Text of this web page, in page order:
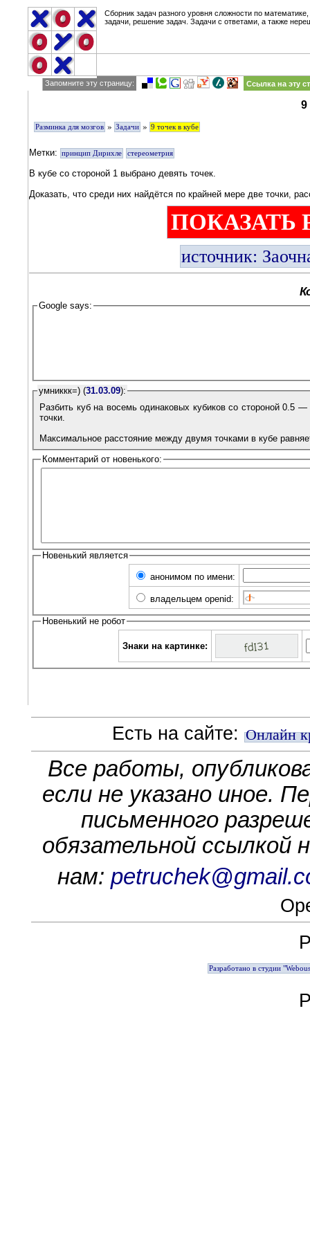
Сборник задач разного уровня сложности по
задачи, решение задач. Задачи с ответами, а также
Запомните эту страницу: Ссылка на эту
9
Разминка для мозгов » Задачи » 9 точек в кубе
Метки: принцип Дирихле стереометрия
В кубе со стороной 1 выбрано девять точек.
Доказать, что среди них найдётся по крайней мере две точки,
ПОКАЗАТЬ
источник:
Google says:
умниккк=) (31.03.09):
Разбить куб на восемь одинаковых кубиков со стороной 0.5
точки.
Максимальное расстояние между двумя точками в кубе
Комментарий от новенького:
Новенький является
анонимом по имени:
владельцем openid:
Новенький не робот
Знаки на картинке:
Есть на сайте: Онлайн
Все работы,
если не указано иное.
письменного
обязательной ссылкой
нам:
Разработано в студии